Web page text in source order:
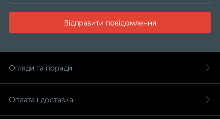
Відправити повідомлення
Огляди та поради
Оплата і доставка